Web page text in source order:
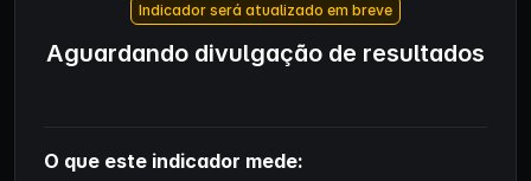
Indicador será atualizado em breve
Aguardando divulgação de resultados
O que este indicador mede: